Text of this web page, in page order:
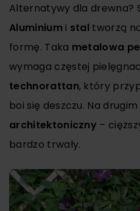
Alternatywy dla drewna?
Aluminium i stal tworzą
formę. Taka metalowa
wymaga częstej
technorattan, który
boi się deszczu. Na
architektoniczny –
bardzo trwały.